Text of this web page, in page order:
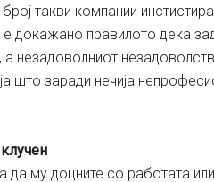
такви компании
е докажано правилото дека
а незадоволниот
што заради нечија
да му доцните со работата